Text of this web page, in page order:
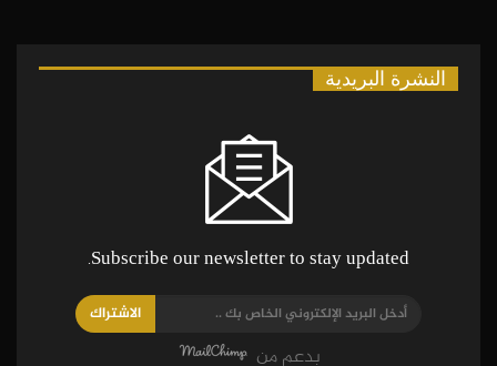
النشرة البريدية
Subscribe our newsletter to stay updated.
الاشتراك
بدعم من